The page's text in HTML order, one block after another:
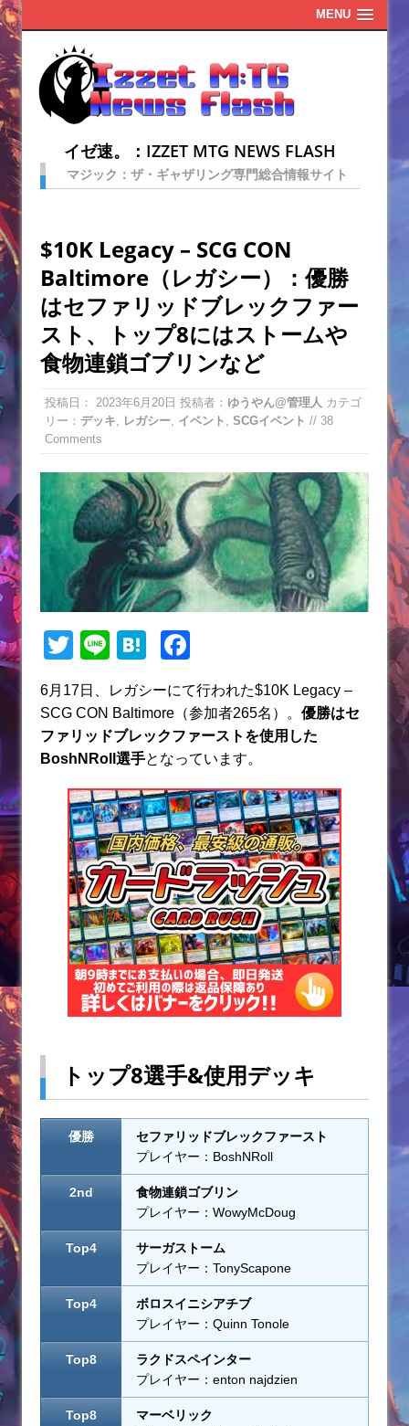
MENU
イゼ速。：IZZET MTG NEWS FLASH
マジック：ザ・ギャザリング専門総合情報サイト
$10K Legacy – SCG CON
Baltimore（レガシー）：優勝
はセファリッドブレックファー
スト、トップ8にはストームや
食物連鎖ゴブリンなど
投稿日： 2023年6月20日 投稿者： ゆうやん@管理人 カテゴ
リー： デッキ レガシー イベント SCGイベント // 38
Comments
T
w
itt
er
Li
e
H
e
n
a
a
c
e
b
o
o
k
6月17日、レガシーにて行われた$10K Legacy –
SCG CON Baltimore（参加者265名）。 優勝はセ
ファリッドブレックファーストを使用した
BoshNRoll選手となっています。
トップ8選手&使用デッキ
優勝
セファリッドブレックファースト
プレイヤー：BoshNRoll
2nd
食物連鎖ゴブリン
プレイヤー：WowyMcDoug
Top4
サーガストーム
プレイヤー：TonyScapone
Top4
ボロスイニシアチブ
プレイヤー：Quinn Tonole
Top8
ラクドスペインター
プレイヤー：enton najdzien
Top8
マーベリック